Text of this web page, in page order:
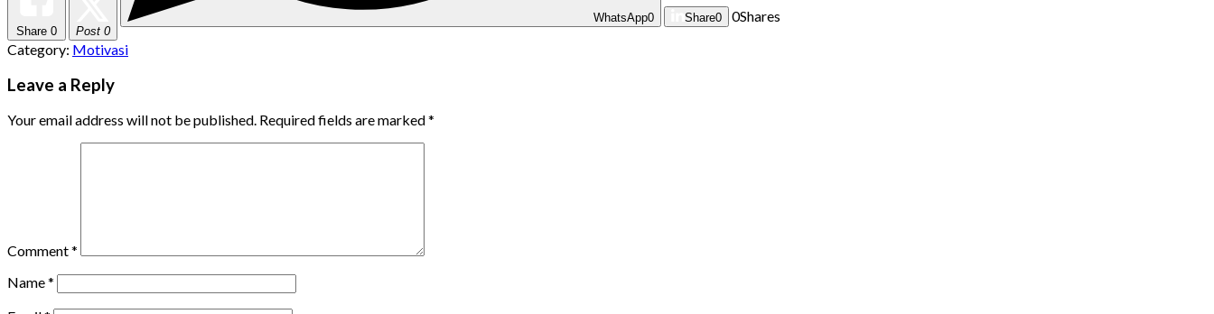
Share 0 Post 0
WhatsApp0 Share0 0Shares
Category: Motivasi
Leave a Reply
Your email address will not be published. Required fields are marked*
Comment*
Name*